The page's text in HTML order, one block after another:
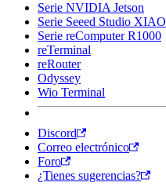
Serie NVIDIA Jetson
Serie Seeed Studio XIAO
Serie reComputer R1000
reTerminal
reRouter
Odyssey
Wio Terminal
Discord
Correo electrónico
Foro
¿Tienes sugerencias?